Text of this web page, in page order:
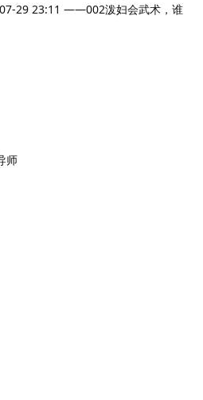
29 23:11 ——002泼妇会武术，谁
师